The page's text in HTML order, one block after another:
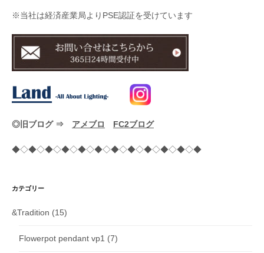
※当社は経済産業局よりPSE認証を受けています
◎旧ブログ ⇒ アメブロ FC2ブログ
◆◇◆◇◆◇◆◇◆◇◆◇◆◇◆◇◆◇◆◇◆◇◆
カテゴリー
&Tradition (15)
Flowerpot pendant vp1 (7)